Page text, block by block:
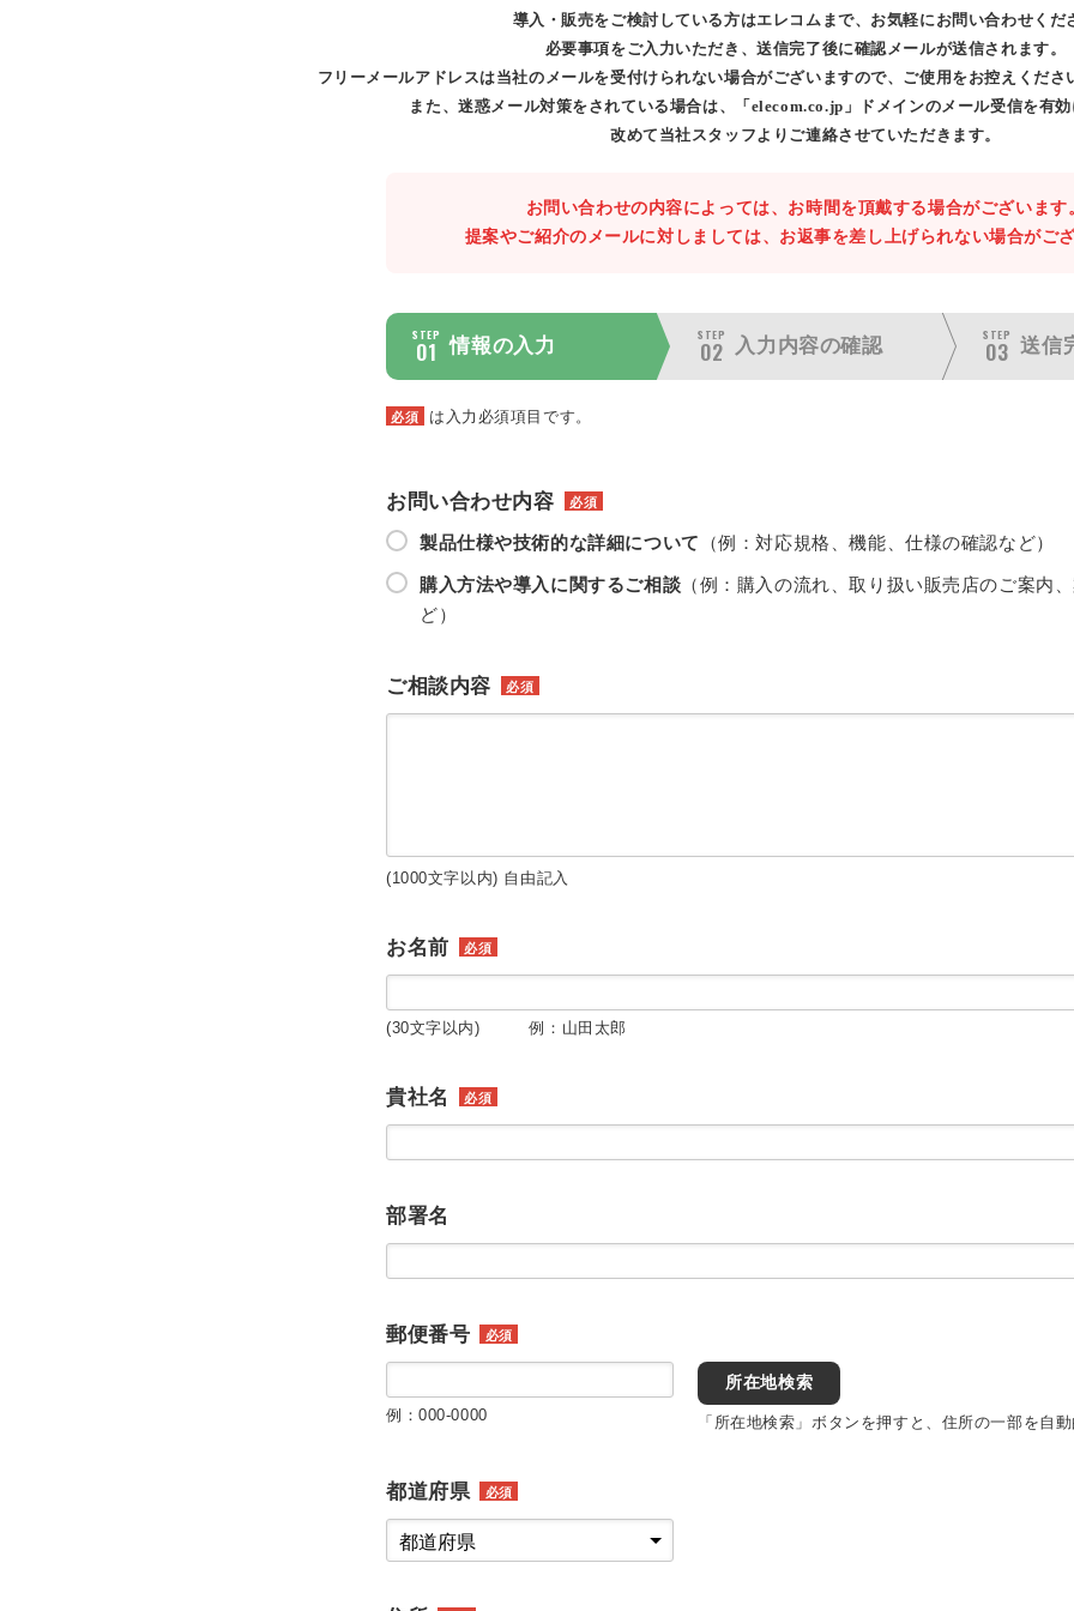
導入・販売をご検討している方はエレコムまで、お気軽にお問い合わせくだ
必要事項をご入力いただき、送信完了後に確認メールが送信されます。
フリーメールアドレスは当社のメールを受付けられない場合がございますので、ご使用をお控えくださ
また、迷惑メール対策をされている場合は、「elecom.co.jp」ドメインのメール受信を有効
改めて当社スタッフよりご連絡させていただきます。
お問い合わせの内容によっては、お時間を頂戴する場合がございます
提案やご紹介のメールに対しましては、お返事を差し上げられない場合がござ
STEP
01 情報の入力
STEP
02 入力内容の確認
STEP
03 送信
必須 は入力必須項目です。
お問い合わせ内容 必須
製品仕様や技術的な詳細について （例：対応規格、機能、仕様の確認など）
購入方法や導入に関するご相談 （例：購入の流れ、取り扱い販売店のご案内
ど）
ご相談内容 必須
(1000文字以内) 自由記入
お名前 必須
(30文字以内) 例：山田太郎
貴社名 必須
部署名
郵便番号 必須
例：000-0000
所在地検索
「所在地検索」ボタンを押すと、住所の一部を自動
都道府県 必須